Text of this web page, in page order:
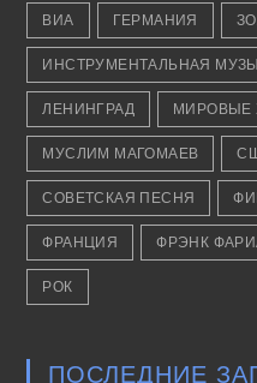
ВИА ГЕРМАНИЯ
ИНСТРУМЕНТАЛЬНАЯ
ЛЕНИНГРАД МИРОВЫЕ
МУСЛИМ МАГОМАЕВ
СОВЕТСКАЯ ПЕСНЯ
ФРАНЦИЯ ФРЭНК
РОК
ПОСЛЕДНИЕ